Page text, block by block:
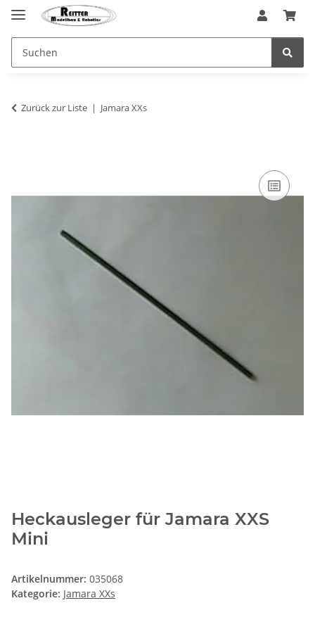
Zurück zur Liste Jamara XXs
Heckausleger für Jamara XXS
Mini
Artikelnummer: 035068
Kategorie: Jamara XXs